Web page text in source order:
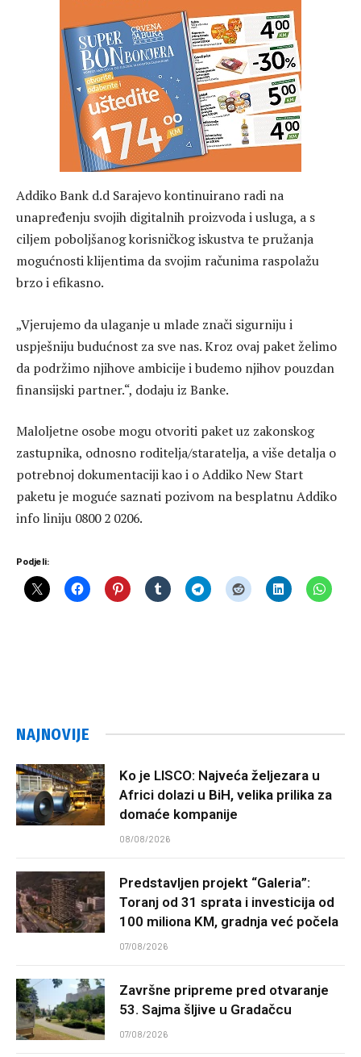
Addiko Bank d.d Sarajevo kontinuirano radi na
unapređenju svojih digitalnih proizvoda i usluga, a s
ciljem poboljšanog korisničkog iskustva te pružanja
mogućnosti klijentima da svojim računima raspolažu
brzo i efikasno.
„Vjerujemo da ulaganje u mlade znači sigurniju i
uspješniju budućnost za sve nas. Kroz ovaj paket želimo
da podržimo njihove ambicije i budemo njihov pouzdan
finansijski partner.“, dodaju iz Banke.
Maloljetne osobe mogu otvoriti paket uz zakonskog
zastupnika, odnosno roditelja/staratelja, a više detalja o
potrebnoj dokumentaciji kao i o Addiko New Start
paketu je moguće saznati pozivom na besplatnu Addiko
info liniju 0800 2 0206.
Podjeli:
NAJNOVIJE
Ko je LISCO: Najveća željezara u
Africi dolazi u BiH, velika prilika za
domaće kompanije
08/08/2026
Predstavljen projekt “Galeria”:
Toranj od 31 sprata i investicija od
100 miliona KM, gradnja već počela
07/08/2026
Završne pripreme pred otvaranje
53. Sajma šljive u Gradačcu
07/08/2026